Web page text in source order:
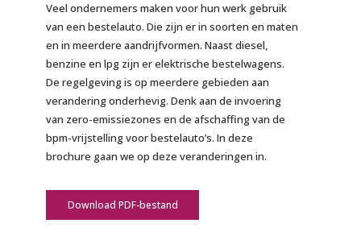
Veel ondernemers maken voor hun werk gebruik
van een bestelauto. Die zijn er in soorten en maten
en in meerdere aandrijfvormen. Naast diesel,
benzine en lpg zijn er elektrische bestelwagens.
De regelgeving is op meerdere gebieden aan
verandering onderhevig. Denk aan de invoering
van zero-emissiezones en de afschaffing van de
bpm-vrijstelling voor bestelauto’s. In deze
brochure gaan we op deze veranderingen in.
Download PDF-bestand